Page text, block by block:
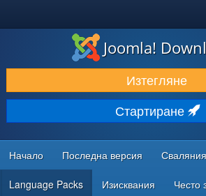
ИЗТЕГЛЯНЕ & РАЗШИРЯВАНЕ
ОТКРИВАЙТЕ & УЧЕТЕ
ОБЩНОСТ & ПОДДРЪЖКА
РЕСУРСИ ЗА РАЗРАБОТКА
Joomla!
Изтегляне
Стартиране
Начало Последна версия Сваляния
Language Packs Изисквания Често